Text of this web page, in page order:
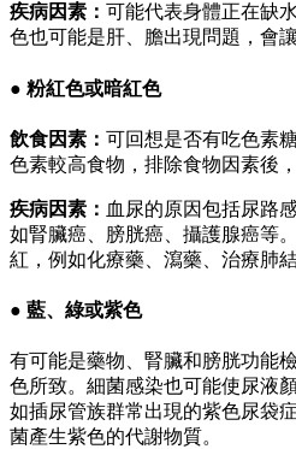
疾病因素： 可能代表身體正在缺
色也可能是肝、膽出現問題，會
● 粉紅色或暗紅色
飲食因素： 可回想是否有吃色素
色素較高食物，排除食物因素後
疾病因素： 血尿的原因包括尿路
如腎臟癌、膀胱癌、攝護腺癌等
紅，例如化療藥、瀉藥、治療肺結
● 藍、綠或紫色
有可能是藥物、腎臟和膀胱功能
色所致。細菌感染也可能使尿液
如插尿管族群常出現的紫色尿袋
菌產生紫色的代謝物質。